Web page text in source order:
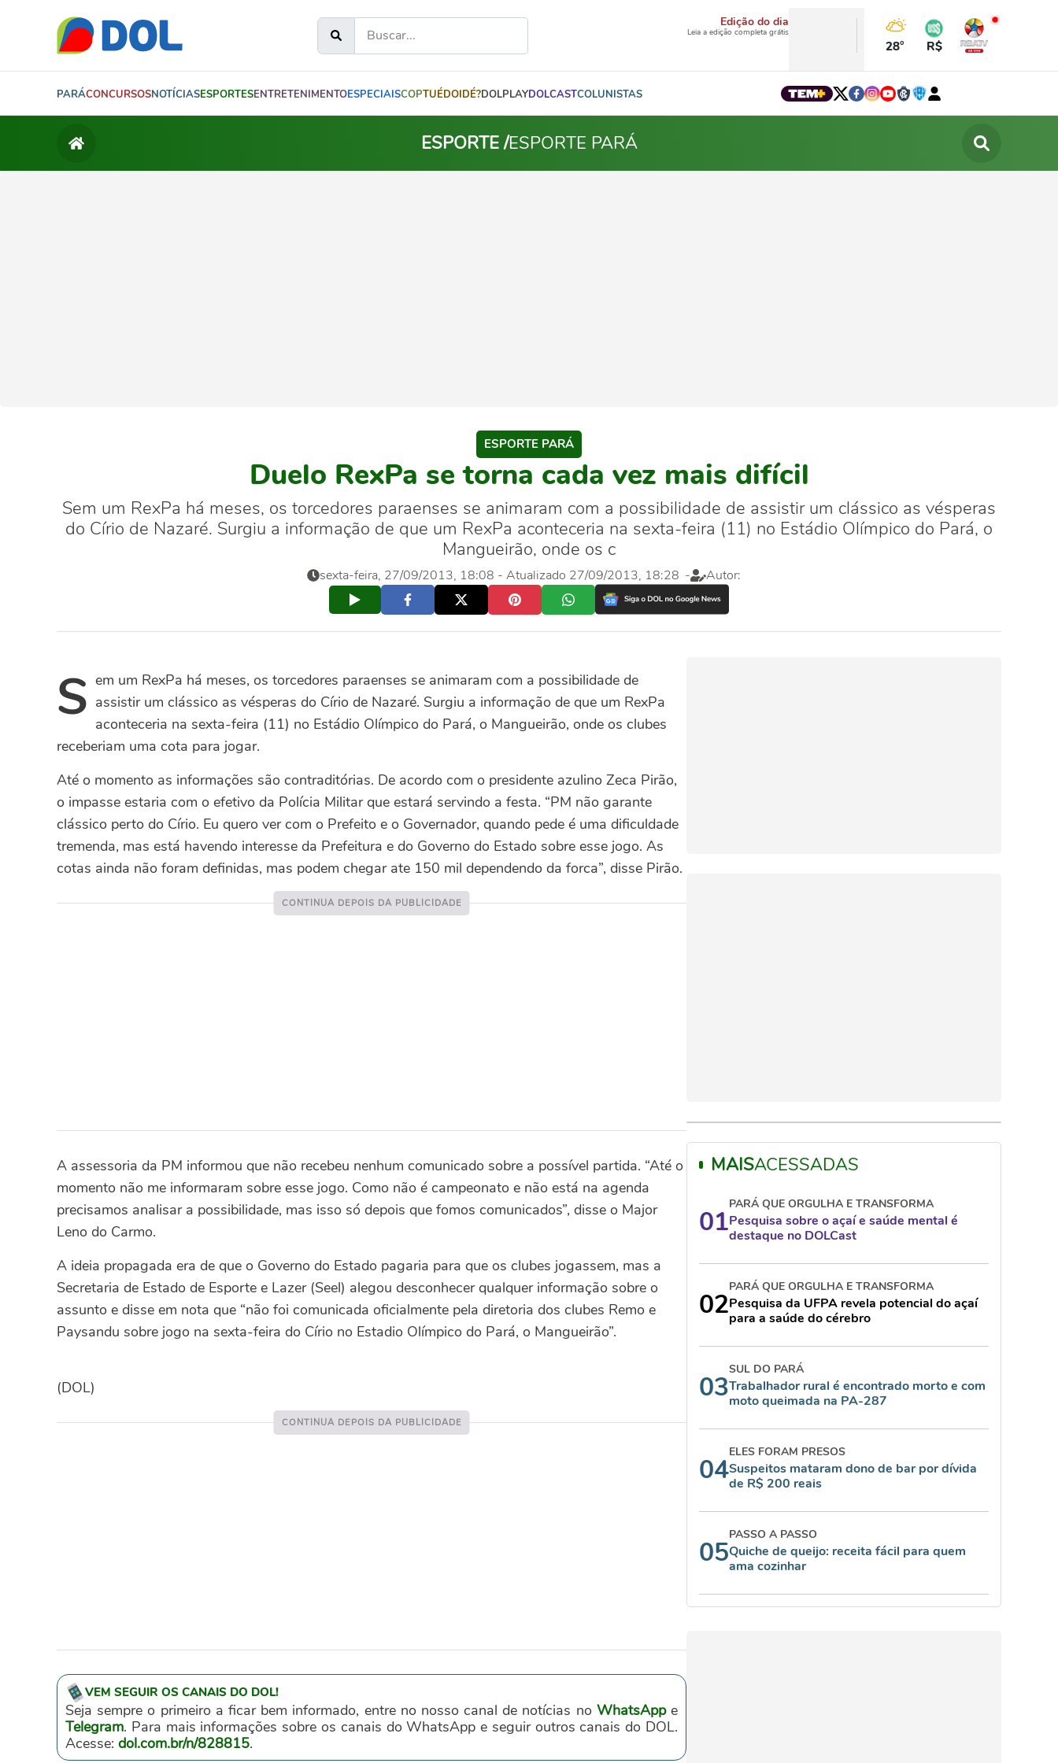
Edição do dia
Leia a edição completa grátis
28° R$
PARÁCONCURSOSNOTÍCIASESPORTESENTRETENIMENTOESPECIAISCOPTUÉDOIDÉ?DOLPLAYDOLCASTCOLUNISTAS
ESPORTE /ESPORTE PARÁ
ESPORTE PARÁ
Duelo RexPa se torna cada vez mais difícil
Sem um RexPa há meses, os torcedores paraenses se animaram com a possibilidade de assistir um clássico as vésperas
do Círio de Nazaré. Surgiu a informação de que um RexPa aconteceria na sexta-feira (11) no Estádio Olímpico do Pará, o
Mangueirão, onde os c
sexta-feira, 27/09/2013, 18:08 - Atualizado 27/09/2013, 18:28 - Autor:
Sem um RexPa há meses, os torcedores paraenses se animaram com a possibilidade de
assistir um clássico as vésperas do Círio de Nazaré. Surgiu a informação de que um RexPa
aconteceria na sexta-feira (11) no Estádio Olímpico do Pará, o Mangueirão, onde os clubes
receberiam uma cota para jogar.
Até o momento as informações são contraditórias. De acordo com o presidente azulino Zeca Pirão,
o impasse estaria com o efetivo da Polícia Militar que estará servindo a festa. “PM não garante
clássico perto do Círio. Eu quero ver com o Prefeito e o Governador, quando pede é uma dificuldade
tremenda, mas está havendo interesse da Prefeitura e do Governo do Estado sobre esse jogo. As
cotas ainda não foram definidas, mas podem chegar ate 150 mil dependendo da forca”, disse Pirão.
A assessoria da PM informou que não recebeu nenhum comunicado sobre a possível partida. “Até o
momento não me informaram sobre esse jogo. Como não é campeonato e não está na agenda
precisamos analisar a possibilidade, mas isso só depois que fomos comunicados”, disse o Major
Leno do Carmo.
A ideia propagada era de que o Governo do Estado pagaria para que os clubes jogassem, mas a
Secretaria de Estado de Esporte e Lazer (Seel) alegou desconhecer qualquer informação sobre o
assunto e disse em nota que “não foi comunicada oficialmente pela diretoria dos clubes Remo e
Paysandu sobre jogo na sexta-feira do Círio no Estadio Olímpico do Pará, o Mangueirão”.
(DOL)
VEM SEGUIR OS CANAIS DO DOL!
Seja sempre o primeiro a ficar bem informado, entre no nosso canal de notícias no WhatsAppe
Telegram. Para mais informações sobre os canais do WhatsApp e seguir outros canais do DOL.
Acesse: dol.com.br/n/828815.
MAISACESSADAS
01
PARÁ QUE ORGULHA E TRANSFORMA
Pesquisa sobre o açaí e saúde mental é
destaque no DOLCast
02
PARÁ QUE ORGULHA E TRANSFORMA
Pesquisa da UFPA revela potencial do açaí
para a saúde do cérebro
03
SUL DO PARÁ
Trabalhador rural é encontrado morto e com
moto queimada na PA-287
04
ELES FORAM PRESOS
Suspeitos mataram dono de bar por dívida
de R$ 200 reais
05
PASSO A PASSO
Quiche de queijo: receita fácil para quem
ama cozinhar